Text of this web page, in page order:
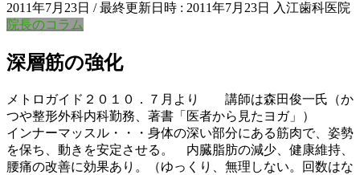
2011年7月23日 / 最終更新日時 : 2011年7月23日
入江歯科医院
院長のコラム
深層筋の強化
メトロガイド２０１０．７月より 講師は森田俊一氏（か
つや整形外科内科勤務、著書「医者から見たヨガ」）
インナーマッスル・・・身体の深い部分にある筋肉で、姿勢
を保ち、動きを安定させる。 内臓脂肪の減少、健康維持、
腰痛の改善に効果あり。（ゆっくり、無理しない。回数はな